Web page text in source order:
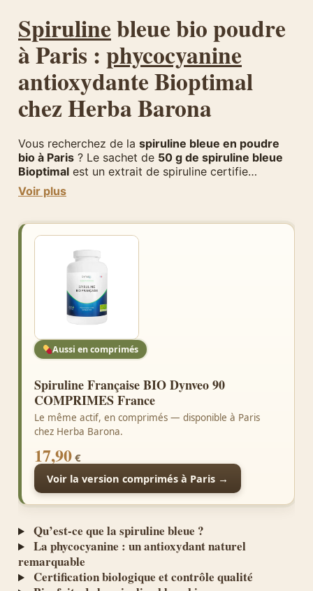
Spirulinebleue bio poudre
à Paris : phycocyanine
antioxydante Bioptimal
chez Herba Barona
Vous recherchez de la spiruline bleue en poudre
bio à Paris ? Le sachet de 50 g de spiruline bleue
Bioptimal est un extrait de spiruline certifie
biologique, riche en
naturel responsable de sa couleur bleue intense et
12e arrondissement de Parisau prix de27,95
euros
, cette spiruline bleue de qualité supérieure
provient d’Asie et a été contrôlée puis conditionnée
dans un atelier en France.
Voir plus
Aussi en comprimés
Spiruline Française BIO Dynveo 90
COMPRIMES France
Le même actif, en comprimés — disponible à Paris
chez Herba Barona.
17,90 €
Voir la version comprimés à Paris →
Qu’est-ce que la spiruline bleue ?
La phycocyanine : un antioxydant naturel
remarquable
Certification biologique et contrôle qualité